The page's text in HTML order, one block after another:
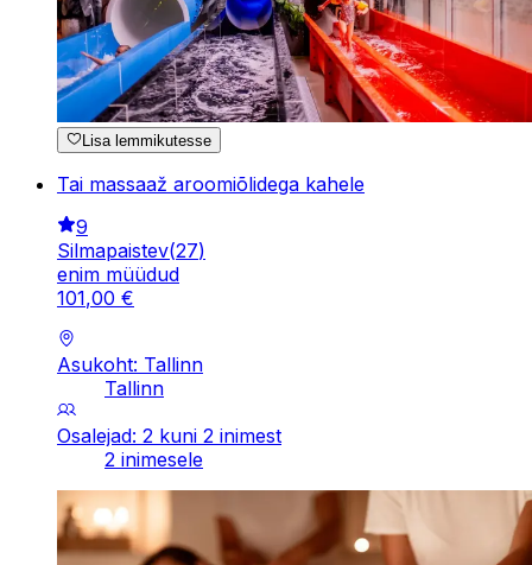
Lisa lemmikutesse
Tai massaaž aroomiõlidega kahele
9
Silmapaistev(27)
enim müüdud
101,00 €
Asukoht: Tallinn
Tallinn
Osalejad: 2 kuni 2 inimest
2 inimesele